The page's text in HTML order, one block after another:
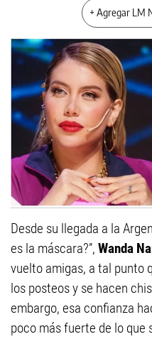
+ Agregar LM
Desde su llegada a la
es la máscara?”, Wanda
vuelto amigas, a tal punto
los posteos y se hacen
embargo, esa confianza
poco más fuerte de lo que